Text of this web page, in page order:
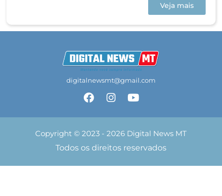
Veja mais
digitalnewsmt@gmail.com
Copyright © 2023 - 2026 Digital News MT
Todos os direitos reservados